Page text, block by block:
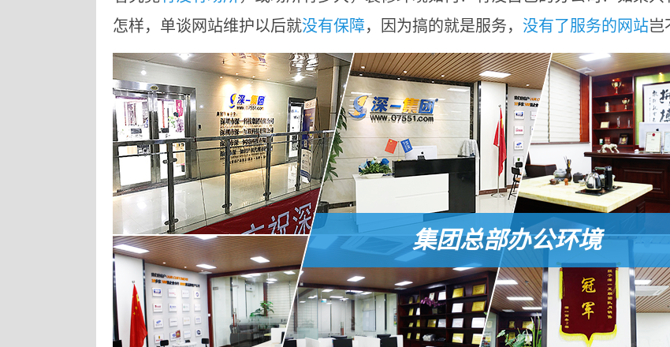
怎样，单谈网站维护以后就没有保障，因为搞的就是服务， 没有了服务的网站岂
集团总部办公环境